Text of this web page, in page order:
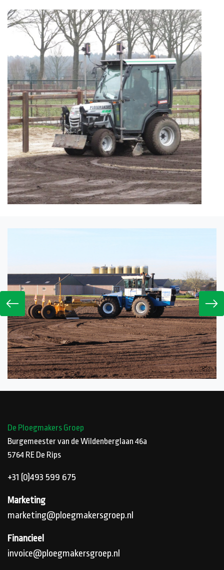
De Ploegmakers Groep
Burgemeester van de Wildenberglaan 46a
5764 RE De Rips
+31 (0)493 599 675
Marketing
marketing@ploegmakersgroep.nl
Financieel
invoice@ploegmakersgroep.nl